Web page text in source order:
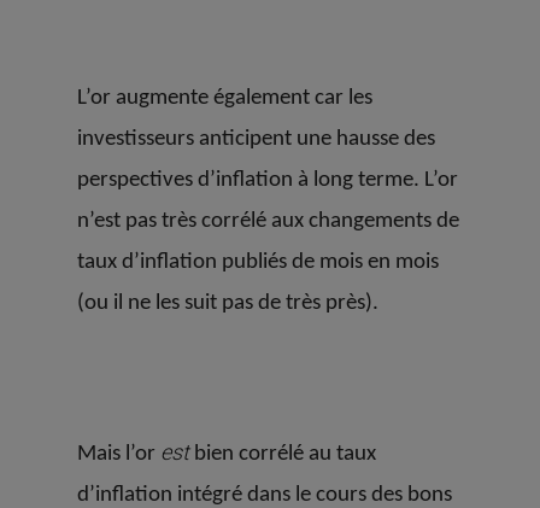
L’or augmente également car les
investisseurs anticipent une hausse des
perspectives d’inflation à long terme. L’or
n’est pas très corrélé aux changements de
taux d’inflation publiés de mois en mois
(ou il ne les suit pas de très près).
Mais l’or estbien corrélé au taux
d’inflation intégré dans le cours des bons